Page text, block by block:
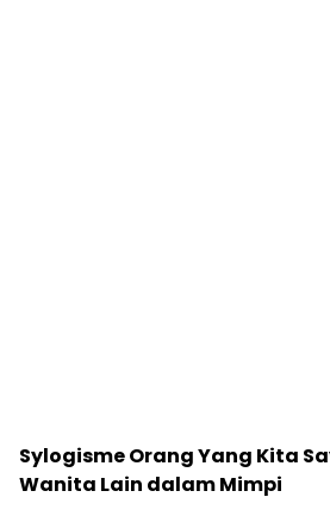
Sylogisme Orang Yang Kita
Wanita Lain dalam Mimpi